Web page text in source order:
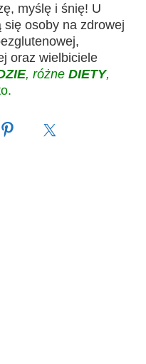
myślę i śnię! U
się osoby na zdrowej
oraz wielbiciele
, różne DIETY,